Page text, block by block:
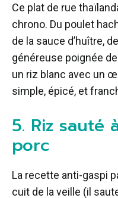
Ce plat de rue
chrono. Du poulet
de la sauce d’huître,
généreuse poignée
un riz blanc avec un
simple, épicé, et
5. Riz sauté
porc
La recette anti-gaspi
cuit de la veille (il